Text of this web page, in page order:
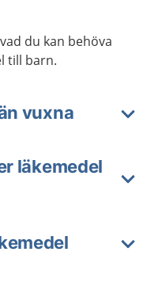
du kan behöva
till barn.
vuxna
läkemedel